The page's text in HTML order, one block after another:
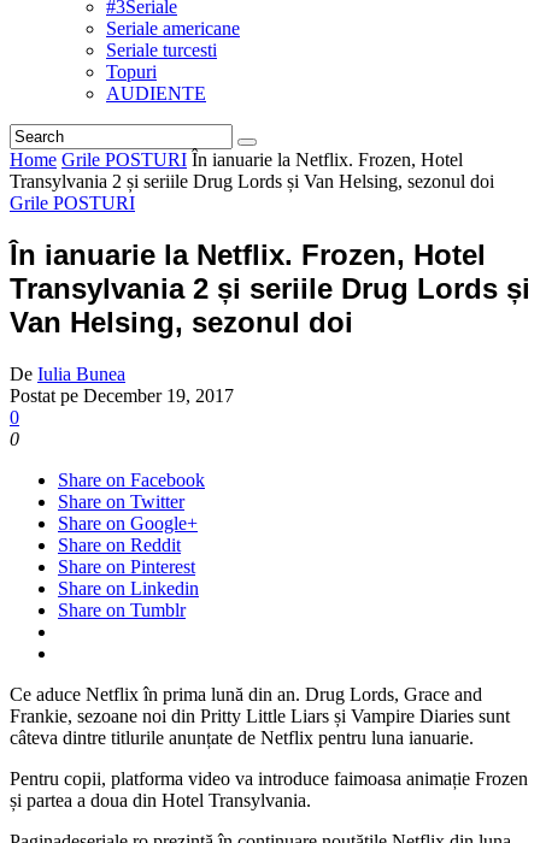
#3Seriale
Seriale americane
Seriale turcesti
Topuri
AUDIENTE
Home Grile POSTURI În ianuarie la Netflix. Frozen, Hotel
Transylvania 2 și seriile Drug Lords și Van Helsing, sezonul doi
Grile POSTURI
În ianuarie la Netflix. Frozen, Hotel
Transylvania 2 și seriile Drug Lords și
Van Helsing, sezonul doi
De Iulia Bunea
Postat pe December 19, 2017
0
0
Share on Facebook
Share on Twitter
Share on Google+
Share on Reddit
Share on Pinterest
Share on Linkedin
Share on Tumblr
Ce aduce Netflix în prima lună din an. Drug Lords, Grace and
Frankie, sezoane noi din Pritty Little Liars și Vampire Diaries sunt
câteva dintre titlurile anunțate de Netflix pentru luna ianuarie.
Pentru copii, platforma video va introduce faimoasa animație Frozen
și partea a doua din Hotel Transylvania.